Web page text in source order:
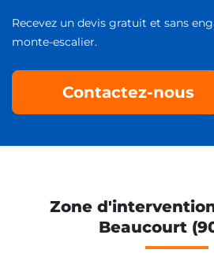
Recevez un devis gratuit et sans
monte-escalier.
Contactez-nous
Zone
Beaucourt